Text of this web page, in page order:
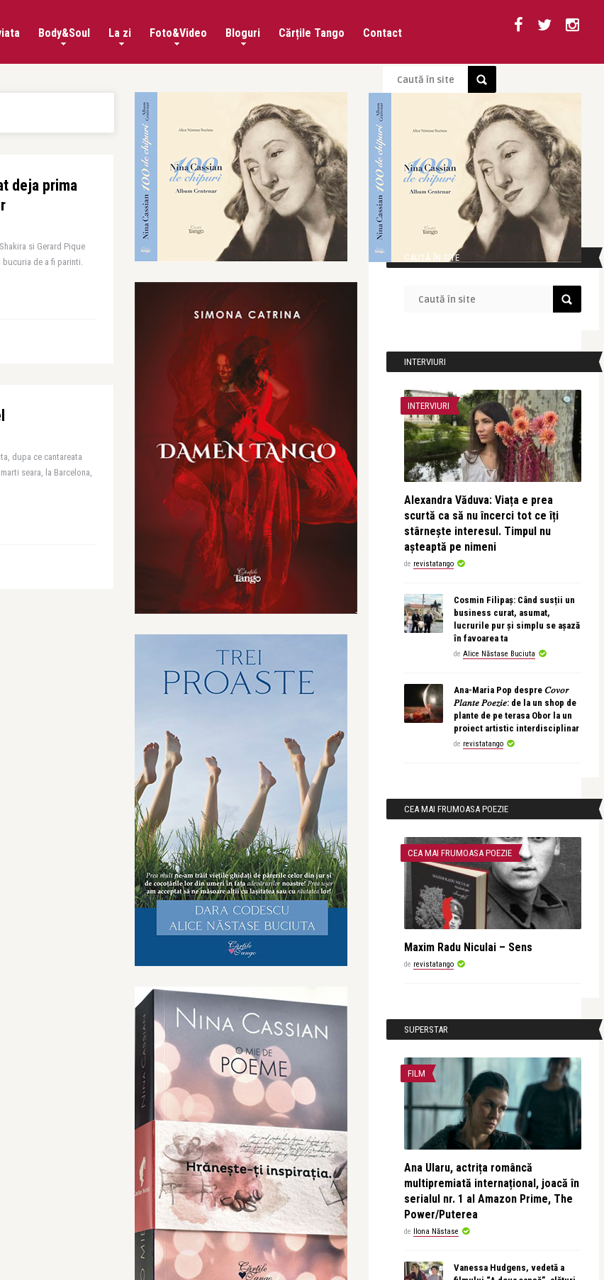
Body&Soul La zi Foto&Video Bloguri Cărțile Tango Contact
deja prima
si Gerard Pique
de a fi parinti.
dupa ce cantareata
seara, la Barcelona,
CAUTĂ ÎN SITE
INTERVIURI
INTERVIURI
Alexandra Văduva: Viața e prea
scurtă ca să nu încerci tot ce îți
stârnește interesul. Timpul nu
așteaptă pe nimeni
de revistatango
Cosmin Filipaș: Când susții un
business curat, asumat,
lucrurile pur și simplu se așază
în favoarea ta
de Alice Năstase Buciuta
Ana-Maria Pop despre 𝐶𝑜𝑣𝑜𝑟
𝑃𝑙𝑎𝑛𝑡𝑒 𝑃𝑜𝑒𝑧𝑖𝑒: de la un shop de
plante de pe terasa Obor la un
proiect artistic interdisciplinar
de revistatango
CEA MAI FRUMOASA POEZIE
CEA MAI FRUMOASA POEZIE
Maxim Radu Niculai – Sens
de revistatango
SUPERSTAR
FILM
Ana Ularu, actrița româncă
multipremiată internațional, joacă în
serialul nr. 1 al Amazon Prime, The
Power/Puterea
de Ilona Năstase
Vanessa Hudgens, vedetă a